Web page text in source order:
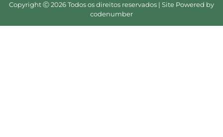
Copyright Ⓒ 2026 Todos os direitos reservados | Site Powered by
codenumber